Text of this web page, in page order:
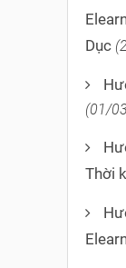
Dục
(01/
Thời